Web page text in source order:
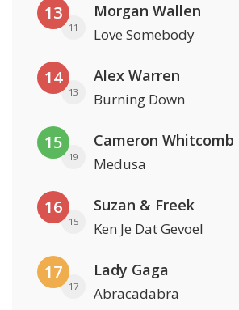
13
11
Morgan Wallen
Love Somebody
14
13
Alex Warren
Burning Down
15
19
Cameron Whitcomb
Medusa
16
15
Suzan & Freek
Ken Je Dat Gevoel
17
17
Lady Gaga
Abracadabra